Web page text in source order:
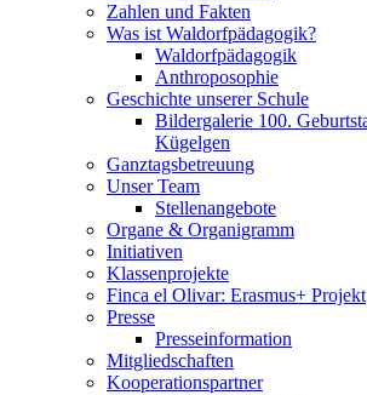
Zahlen und Fakten
Was ist Waldorfpädagogik?
Waldorfpädagogik
Anthroposophie
Geschichte unserer Schule
Bildergalerie 100.
Kügelgen
Ganztagsbetreuung
Unser Team
Stellenangebote
Organe & Organigramm
Initiativen
Klassenprojekte
Finca el Olivar: Erasmus+ Projekt
Presse
Presseinformation
Mitgliedschaften
Kooperationspartner